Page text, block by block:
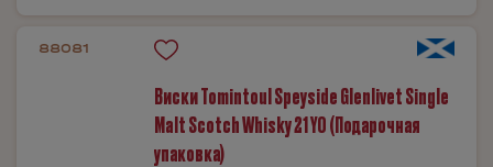
88081
Виски Tomintoul Speyside Glenlivet Single
Malt Scotch Whisky 21 YO (Подарочная
упаковка)